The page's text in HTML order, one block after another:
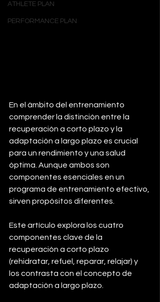
ATHLETE PLAN
PERFORMANCE PLAN
En el ámbito del entrenamiento
comprender la distinción entre la
recuperación a corto plazo y la
adaptación a largo plazo es crucial
para un rendimiento y una salud
óptima. Aunque ambos son
componentes esenciales en un
programa de entrenamiento efectivo,
sirven propósitos diferentes.
Este artículo explora los cuatro
componentes clave de la
recuperación a corto plazo
(rehidratar, refuel, reparar, relajar) y
los contrasta con el concepto de
adaptación a largo plazo.